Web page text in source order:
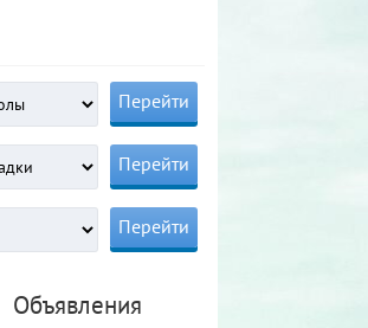
Объявления